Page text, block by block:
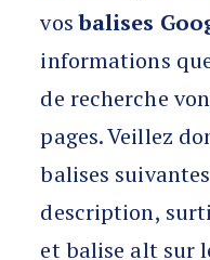
vosbalises
informations
de recherche
pages. Veillez
balises
description,
et balise alt sur